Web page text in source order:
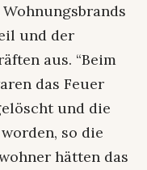
und der
aus. “Beim
das Feuer
und die
so die
hätten das